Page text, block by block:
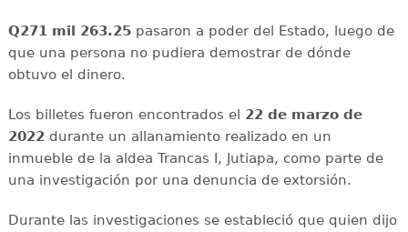
Q271 mil 263.25pasaron a poder del Estado, luego de
que una persona no pudiera demostrar de dónde
obtuvo el dinero.
Los billetes fueron encontrados el 22 de marzo de
2022durante un allanamiento realizado en un
inmueble de la aldea Trancas I, Jutiapa, como parte de
una investigación por una denuncia de extorsión.
Durante las investigaciones se estableció que quien dijo